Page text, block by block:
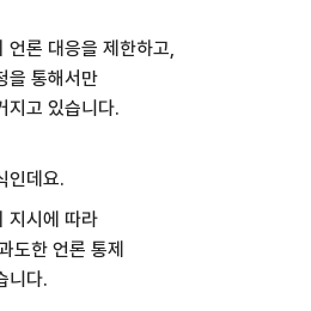
언론 대응을 제한하고,
을 통해서만
지고 있습니다.
인데요.
지시에 따라
도한 언론 통제
니다.